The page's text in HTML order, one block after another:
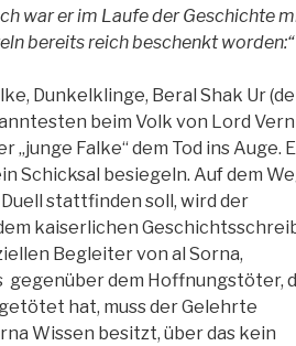
war er im Laufe der Geschichte
bereits reich beschenkt worden:“
Dunkelklinge, Beral Shak Ur
beim Volk von Lord
Falke“ dem Tod ins Auge.
Schicksal besiegeln. Auf dem
stattfinden soll, wird der
kaiserlichen
Begleiter von al Sorna,
gegenüber dem Hoffnungstöter,
hat, muss der Gelehrte
Wissen besitzt, über das kein